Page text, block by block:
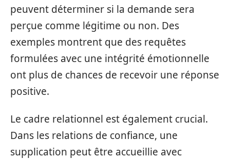
peuvent déterminer si la demande sera
perçue comme légitime ou non. Des
exemples montrent que des requêtes
formulées avec une intégrité émotionnelle
ont plus de chances de recevoir une réponse
positive.
Le cadre relationnel est également crucial.
Dans les relations de confiance, une
supplication peut être accueillie avec